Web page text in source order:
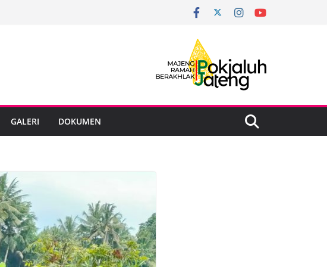
GALERI DOKUMEN